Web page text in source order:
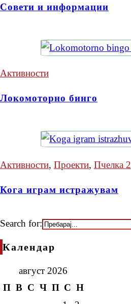
Совети и информации
Активности
Локомоторно бинго
Активности, Проекти, Пчелка 2
Кога играм истражувам
Search for:
Календар
август 2026
П В С Ч П С Н